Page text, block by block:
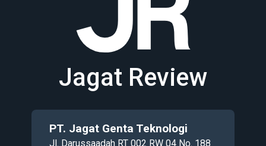
Jagat Review
PT. Jagat Genta Teknologi
Jl. Darussaadah RT 002 RW 04 No. 188